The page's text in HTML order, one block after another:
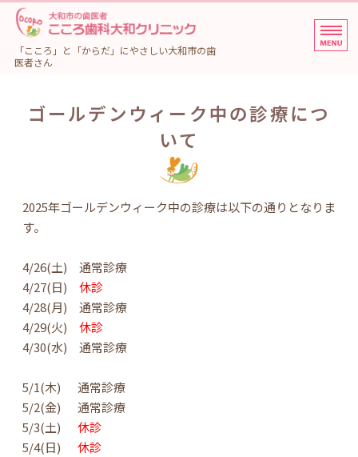
「こころ」と「からだ」にやさしい大和市の歯
医者さん
アクセス・院内紹介
初めての方へ
ゴールデンウィーク中の診療につ
いて
2025年ゴールデンウィーク中の診療は以下の通りとなりま
す。
4/26(土) 通常診療
4/27(日) 休診
4/28(月) 通常診療
4/29(火) 休診
4/30(水) 通常診療
5/1(木) 通常診療
5/2(金) 通常診療
5/3(土) 休診
5/4(日) 休診